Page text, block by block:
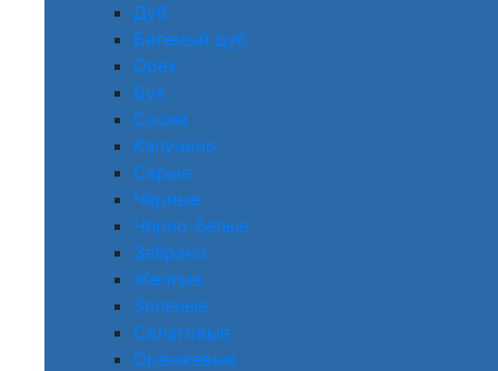
Дуб
Беленый дуб
Орех
Бук
Сосна
Капучино
Серые
Черные
Черно-белые
Зебрано
Желтые
Зеленые
Салатовые
Оранжевые